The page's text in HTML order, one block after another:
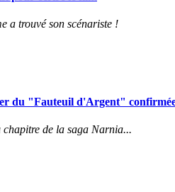
a trouvé son scénariste !
du "Fauteuil d'Argent"
de la saga Narnia...